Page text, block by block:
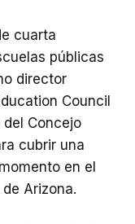
cuarta
públicas
director
Council
Concejo
cubrir una
en el
Arizona.